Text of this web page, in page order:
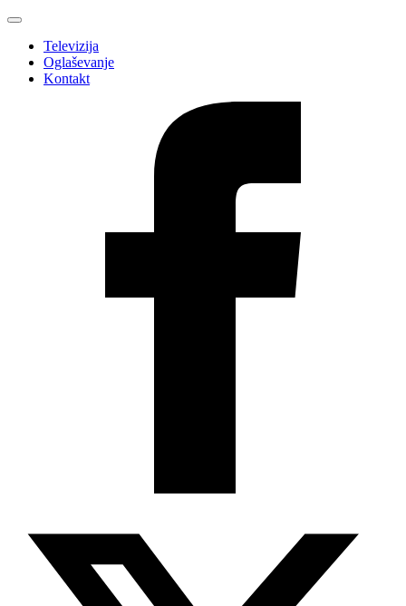
Televizija
Oglaševanje
Kontakt